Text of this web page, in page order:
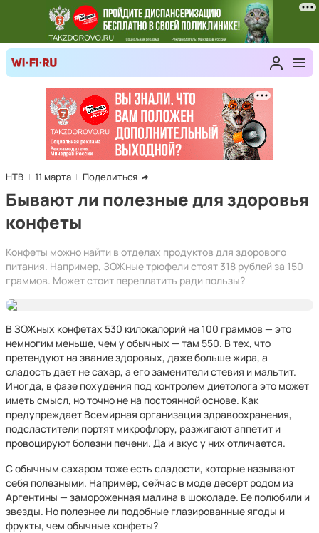
НТВ 11 марта Поделиться
Бывают ли полезные для здоровья
конфеты
Конфеты можно найти в отделах продуктов для здорового
питания. Например, ЗОЖные трюфели стоят 318 рублей за 150
граммов. Может стоит переплатить ради пользы?
В ЗОЖных конфетах 530 килокалорий на 100 граммов — это
немногим меньше, чем у обычных — там 550. В тех, что
претендуют на звание здоровых, даже больше жира, а
сладость дает не сахар, а его заменители стевия и мальтит.
Иногда, в фазе похудения под контролем диетолога это может
иметь смысл, но точно не на постоянной основе. Как
предупреждает Всемирная организация здравоохранения,
подсластители портят микрофлору, разжигают аппетит и
провоцируют болезни печени. Да и вкус у них отличается.
С обычным сахаром тоже есть сладости, которые называют
себя полезными. Например, сейчас в моде десерт родом из
Аргентины — замороженная малина в шоколаде. Ее полюбили и
звезды. Но полезнее ли подобные глазированные ягоды и
фрукты, чем обычные конфеты?